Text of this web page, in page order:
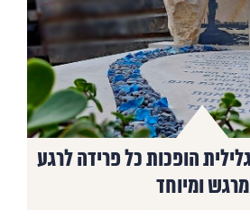
הופכות כל פרידה לרגע
מרגש ומיוחד